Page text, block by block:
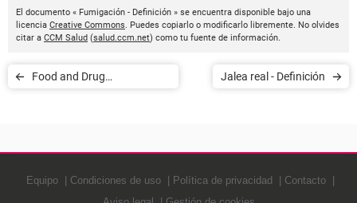
El documento « Fumigación - Definición » se encuentra disponible bajo una
licencia Creative Commons. Puedes copiarlo o modificarlo libremente. No olvides
citar a CCM Salud (salud.ccm.net) como tu fuente de información.
Food and Drug
Jalea real - Definición
Equipo Condiciones de uso Política de privacidad
Contacto